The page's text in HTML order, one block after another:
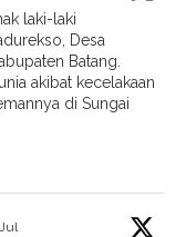
laki-laki
Desa
Batang.
akibat kecelakaan
di Sungai